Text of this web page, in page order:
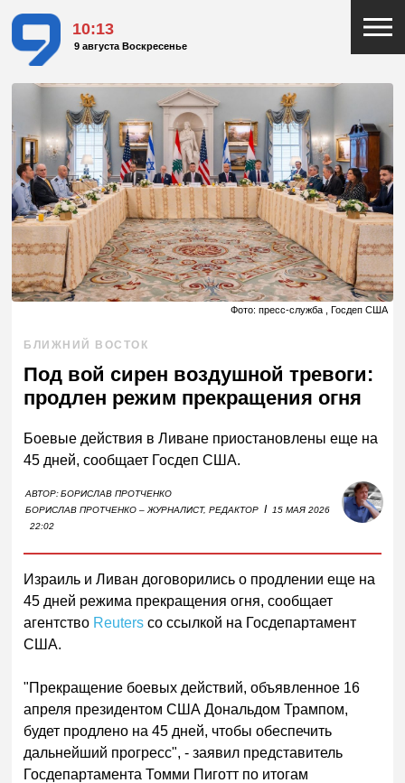
10:13
9 августа Воскресенье
Фото: пресс-служба , Госдеп США
БЛИЖНИЙ ВОСТОК
Под вой сирен воздушной тревоги:
продлен режим прекращения огня
Боевые действия в Ливане приостановлены еще на
45 дней, сообщает Госдеп США.
АВТОР:БОРИСЛАВ ПРОТЧЕНКО
БОРИСЛАВ ПРОТЧЕНКО – ЖУРНАЛИСТ, РЕДАКТОР I
15 МАЯ 2026
22:02
Израиль и Ливан договорились о продлении еще на
45 дней режима прекращения огня, сообщает
агентство Reuters со ссылкой на Госдепартамент
США.
"Прекращение боевых действий, объявленное 16
апреля президентом США Дональдом Трампом,
будет продлено на 45 дней, чтобы обеспечить
дальнейший прогресс", - заявил представитель
Госдепартамента Томми Пиготт по итогам